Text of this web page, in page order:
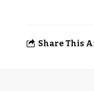
Share This